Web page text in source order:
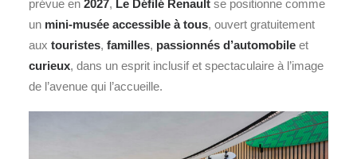
prévue en 2027, Le Défilé Renault se positionne comme
un mini-musée accessible à tous, ouvert gratuitement
aux touristes, familles, passionnés d’automobile et
curieux, dans un esprit inclusif et spectaculaire à l’image
de l’avenue qui l’accueille.